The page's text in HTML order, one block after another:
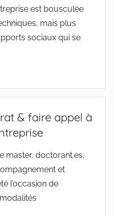
est bousculée
mais plus
sociaux qui se
& faire appel à
master, doctorant.es,
et
l’occasion de